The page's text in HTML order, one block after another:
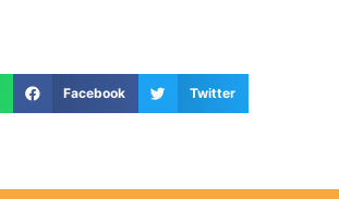
Facebook Twitter